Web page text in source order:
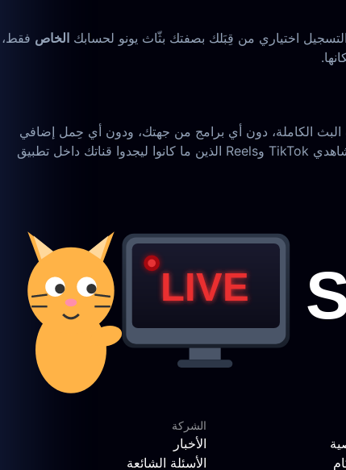
الخاص فقط،
الكاملة، دون أي برامج من جهتك، ودون أي حِمل إضافي
على جهازك، ودون جهاز ثانٍ. النتيجة أرشيف دائم لكل بث على يونو على الويب المفتوح، إلى جانب مقاطع قصيرة جاهزة لإعادة بذرها على مشاهدي TikTok وReels الذين ما كانوا ليجدوا قناتك داخل تطبيق
الشركة
الأخبار
الأسئلة الشائعة